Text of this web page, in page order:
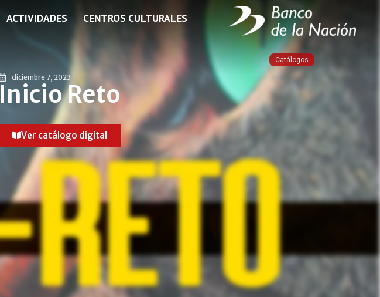
ACTIVIDADES
CENTROS CULTURALES
Catálogos
diciembre 7, 2023
Inicio Reto
Ver catálogo digital